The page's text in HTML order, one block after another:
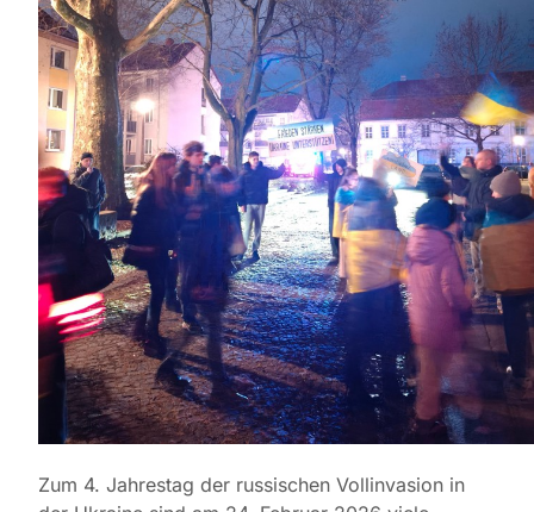
Zum 4. Jahrestag der russischen Vollinvasion in